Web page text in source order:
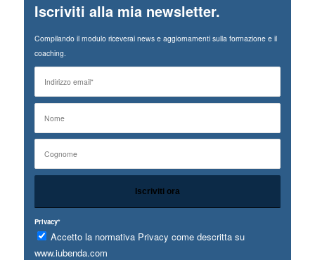
Iscriviti alla mia newsletter.
Compilando il modulo riceverai news e aggiornamenti sulla formazione e il
coaching.
Privacy*
Accetto la normativa Privacy come descritta su
www.iubenda.com